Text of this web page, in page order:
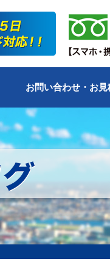
お問い合わせ・お見